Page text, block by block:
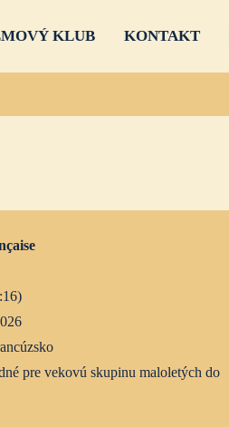
KLUB KONTAKT
pre vekovú skupinu maloletých do